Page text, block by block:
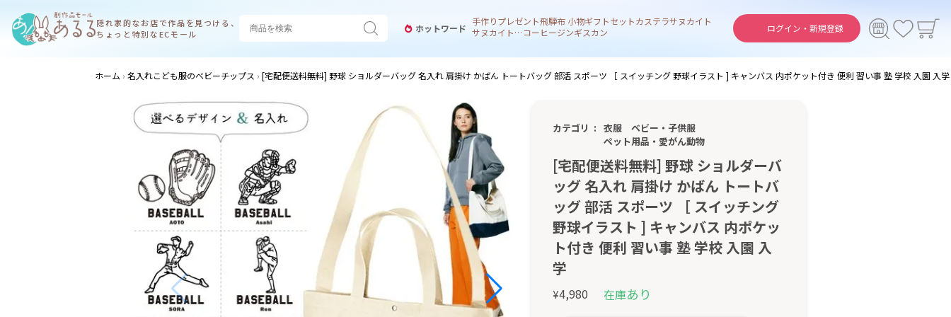
隠れ家的なお店で作品を見つける、
ちょっと特別なECモール
ログイン・ 新規登録
ホットワード
手作りプレゼント飛騨布 小物ギフトセットカステラサヌカイト
サヌカイト 風鈴コーヒージンギスカン
ホーム 名入れこども服のベビーチップス [宅配便送料無料] 野球 ショルダーバッグ 名入れ 肩掛け かばん トートバッグ 部活 スポーツ ［ スイッチング 野球イラスト ] キャンバス 内ポケット付き 便利 習い事 塾 学校 入園 入学
カテゴリ 衣服
ベビー・子供服
ペット用品・愛がん動物
[宅配便送料無料] 野球 ショルダーバ
ッグ 名入れ 肩掛け かばん トートバ
ッグ 部活 スポーツ ［ スイッチング
野球イラスト ] キャンバス 内ポケッ
ト付き 便利 習い事 塾 学校 入園 入
学
¥4,980 在庫あり